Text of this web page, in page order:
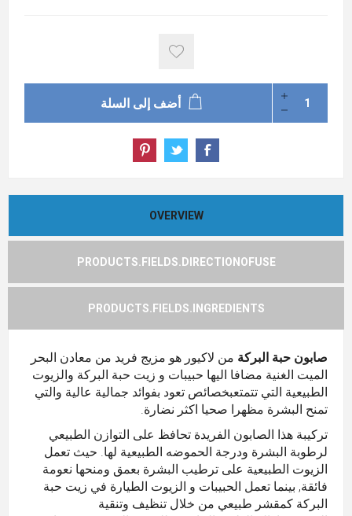
أضف إلى السلة
OVERVIEW
PRODUCTS.FIELDS.DIRECTIONOFUSE
PRODUCTS.FIELDS.INGREDIENTS
صابون حبة البركة من لاكيور هو مزيج فريد من معادن البحر
الميت الغنية مضافا اليها حبيبات و زيت حبة البركة والزيوت
الطبيعية التي تتمتعبخصائص تعود بفوائد جمالية عالية والتي
تمنح البشرة مظهرا صحيا اكثر نضارة.
تركيبة هذا الصابون الفريدة تحافظ على التوازن الطبيعي
لرطوبة البشرة ودرجة الحموضه الطبيعية لها. حيث تعمل
الزيوت الطبيعية على ترطيب البشرة بعمق ومنحها نعومة
فائقة, بينما تعمل الحبيبات و الزيوت الطيارة في زيت حبة
البركة كمقشر طبيعي من خلال تنظيف وتنقية